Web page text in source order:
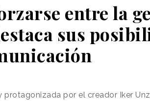
entre la
sus
por el creador Iker